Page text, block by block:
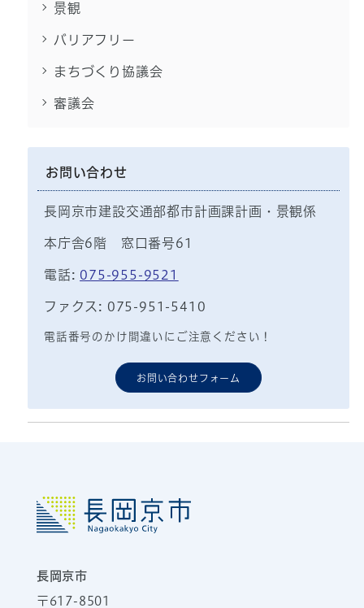
景観
バリアフリー
まちづくり協議会
審議会
お問い合わせ
長岡京市建設交通部都市計画課計画・景観係
本庁舎6階 窓口番号61
電話: 075-955-9521
ファクス: 075-951-5410
電話番号のかけ間違いにご注意ください！
お問い合わせフォーム
長岡京市
〒617-8501